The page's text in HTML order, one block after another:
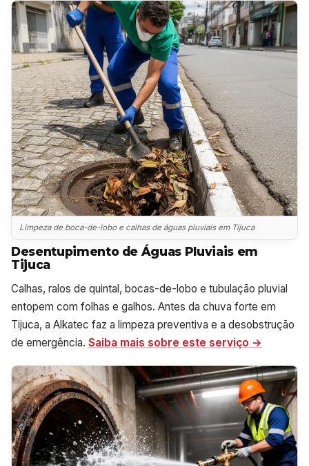
Limpeza de boca-de-lobo e calhas de águas pluviais em Tijuca
Desentupimento de Águas Pluviais em
Tijuca
Calhas, ralos de quintal, bocas-de-lobo e tubulação pluvial
entopem com folhas e galhos. Antes da chuva forte em
Tijuca, a Alkatec faz a limpeza preventiva e a desobstrução
de emergência. Saiba mais sobre este serviço →